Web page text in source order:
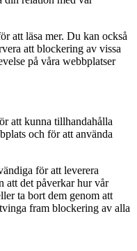
att läsa mer. Du kan också
att blockering av vissa
på våra webbplatser
att kunna tillhandahålla
och för att använda
för att leverera
att det påverkar hur vår
ta bort dem genom att
fram blockering av alla